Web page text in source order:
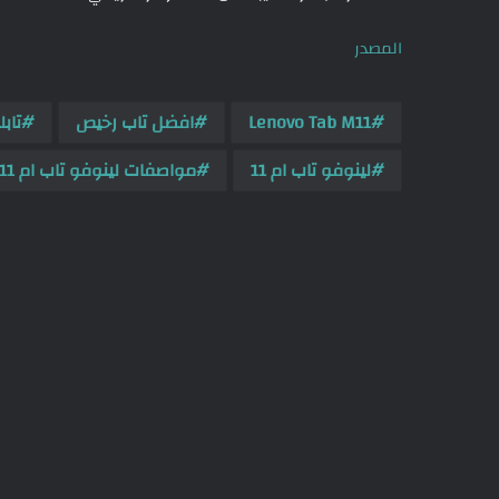
المصدر
Lenovo Tab M11 افضل تاب رخيص
لينوفو تاب ام 11
مواصفات لينوفو تاب ام 11